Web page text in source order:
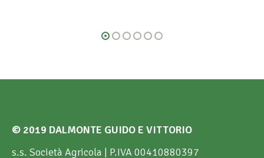
© 2019 DALMONTE GUIDO E VITTORIO
s.s. Società Agricola | P.IVA 00410880397